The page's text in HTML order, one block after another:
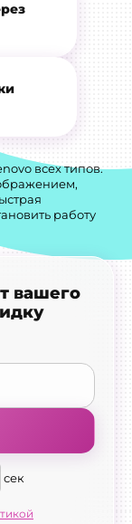
всех типов.
работу
вашего
сек